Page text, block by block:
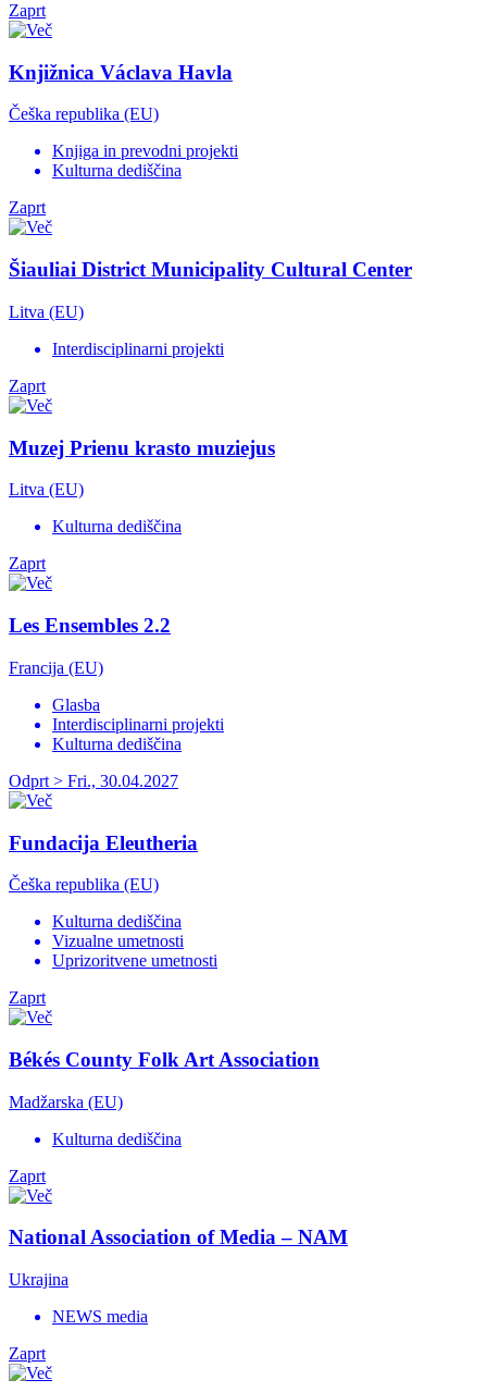
Zaprt
Knjižnica Václava Havla
Češka republika (EU)
Knjiga in prevodni projekti
Kulturna dediščina
Zaprt
Šiauliai District Municipality Cultural Center
Litva (EU)
Interdisciplinarni projekti
Zaprt
Muzej Prienu krasto muziejus
Litva (EU)
Kulturna dediščina
Zaprt
Les Ensembles 2.2
Francija (EU)
Glasba
Interdisciplinarni projekti
Kulturna dediščina
Odprt > Fri., 30.04.2027
Fundacija Eleutheria
Češka republika (EU)
Kulturna dediščina
Vizualne umetnosti
Uprizoritvene umetnosti
Zaprt
Békés County Folk Art Association
Madžarska (EU)
Kulturna dediščina
Zaprt
National Association of Media – NAM
Ukrajina
NEWS media
Zaprt